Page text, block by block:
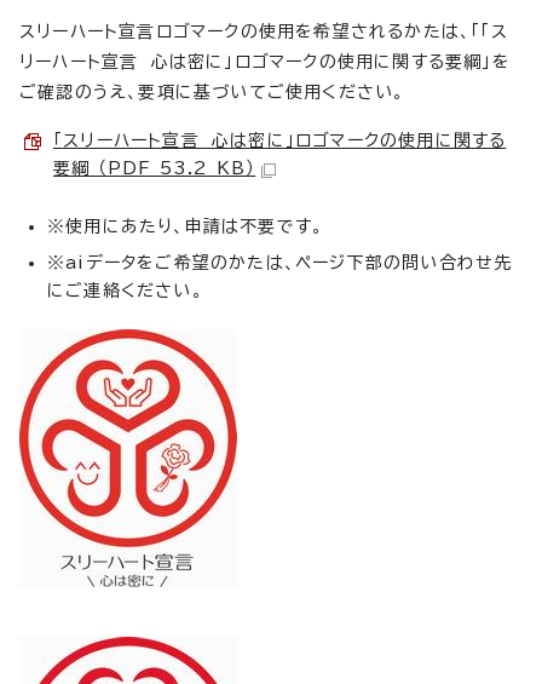
スリーハート宣言ロゴマークの使用を希望されるかたは、「「ス
リーハート宣言 心は密に」ロゴマークの使用に関する要綱」を
ご確認のうえ、要項に基づいてご使用ください。
「スリーハート宣言 心は密に」ロゴマークの使用に関する
要綱 （PDF 53.2 KB）
※使用にあたり、申請は不要です。
※aiデータをご希望のかたは、ページ下部の問い合わせ先
にご連絡ください。